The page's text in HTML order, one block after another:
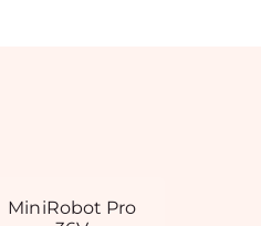
MiniRobot Pro